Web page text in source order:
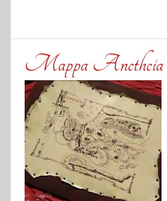
Mappa Anetheia